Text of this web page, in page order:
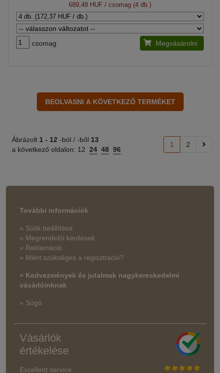
689,48 HUF / csomag (4 db.)
csomag Megvásárolni
Ábrázolt 1 - 12 -ból / -ből 13
a következő oldalon: 12 24 48 96
1 2
További információk
» Sütik beállítása
» Megrendelői kérdések
» Reklamáció
» Miért szükséges a regisztráció?
» Kedvezmények és jutalmak nagykereskedelmi
vásárlóinknak
» Súgó
Vásárlók
értékelése
Excellent service